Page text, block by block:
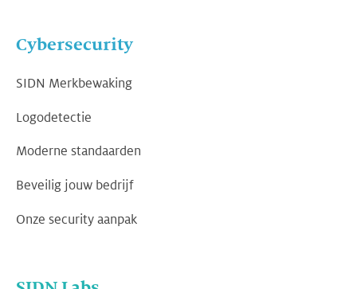
Cybersecurity
SIDN Merkbewaking
Logodetectie
Moderne standaarden
Beveilig jouw bedrijf
Onze security aanpak